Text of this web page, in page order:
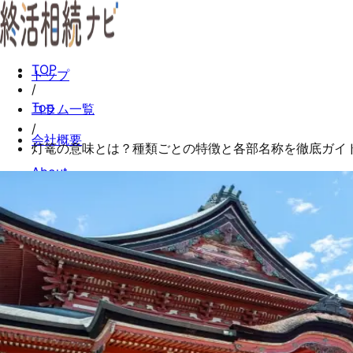
トップ
Top
会社概要
About
Columns
お問い合わせ
Contact
TOP
/
コラム一覧
/
灯篭の意味とは？種類ごとの特徴と各部名称を徹底ガイ